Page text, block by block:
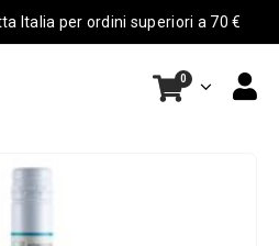
Italia per ordini superiori a 70 €
0